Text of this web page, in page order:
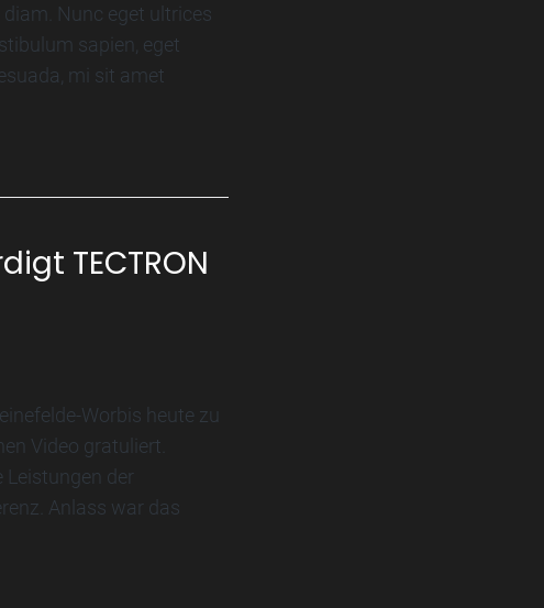
Nunc eget ultrices
sapien, eget
mi sit amet
TECTRON
Worbis heute zu
Video gratuliert.
der
Anlass war das